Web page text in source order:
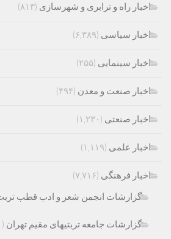
اخبار راه و ترابری و شهرسازی (۸۱۳)
اخبار سیاسی (۶,۳۸۹)
اخبار سینمایی (۲۵۵)
اخبار صنعت و معدن (۴۹۴)
اخبار صنعتی (۱,۲۳۰)
اخبار علمی (۱,۱۱۹)
اخبار فرهنگی (۷,۷۱۶)
گزارشات انجمن شعر و ادب قطب
گزارشات جامعه تربتیهای مقیم تهران (۲۰)